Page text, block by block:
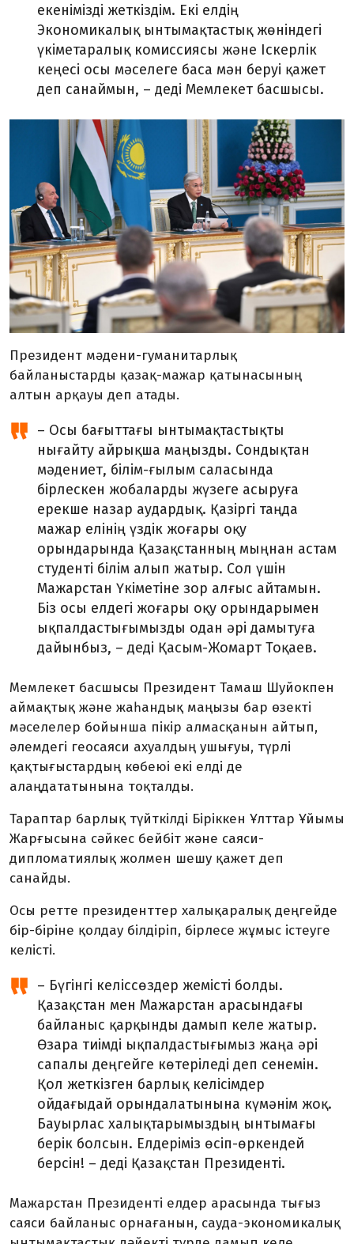
екенімізді жеткіздім. Екі елдің
Экономикалық ынтымақтастық жөніндегі
үкіметаралық комиссиясы және Іскерлік
кеңесі осы мәселеге баса мән беруі қажет
деп санаймын, – деді Мемлекет басшысы.
Президент мәдени-гуманитарлық
байланыстарды қазақ-мажар қатынасының
алтын арқауы деп атады.
– Осы бағыттағы ынтымақтастықты
нығайту айрықша маңызды. Сондықтан
мәдениет, білім-ғылым саласында
бірлескен жобаларды жүзеге асыруға
ерекше назар аудардық. Қазіргі таңда
мажар елінің үздік жоғары оқу
орындарында Қазақстанның мыңнан астам
студенті білім алып жатыр. Сол үшін
Мажарстан Үкіметіне зор алғыс айтамын.
Біз осы елдегі жоғары оқу орындарымен
ықпалдастығымызды одан әрі дамытуға
дайынбыз, – деді Қасым-Жомарт Тоқаев.
Мемлекет басшысы Президент Тамаш Шуйокпен
аймақтық және жаһандық маңызы бар өзекті
мәселелер бойынша пікір алмасқанын айтып,
әлемдегі геосаяси ахуалдың ушығуы, түрлі
қақтығыстардың көбеюі екі елді де
алаңдататынына тоқталды.
Тараптар барлық түйткілді Біріккен Ұлттар Ұйымы
Жарғысына сәйкес бейбіт және саяси-
дипломатиялық жолмен шешу қажет деп
санайды.
Осы ретте президенттер халықаралық деңгейде
бір-біріне қолдау білдіріп, бірлесе жұмыс істеуге
келісті.
– Бүгінгі келіссөздер жемісті болды.
Қазақстан мен Мажарстан арасындағы
байланыс қарқынды дамып келе жатыр.
Өзара тиімді ықпалдастығымыз жаңа әрі
сапалы деңгейге көтеріледі деп сенемін.
Қол жеткізген барлық келісімдер
ойдағыдай орындалатынына күмәнім жоқ.
Бауырлас халықтарымыздың ынтымағы
берік болсын. Елдеріміз өсіп-өркендей
берсін! – деді Қазақстан Президенті.
Мажарстан Президенті елдер арасында тығыз
саяси байланыс орнағанын, сауда-экономикалық